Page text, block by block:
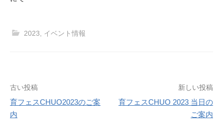
2023 イベント情報
投
稿
古い投稿
育フェスCHUO2023のご案
内
新しい投稿
育フェスCHUO 2023 当日の
ご案内